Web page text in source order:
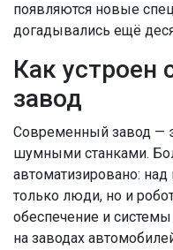
появляются новые
догадывались ещё
Как устроен
завод
Современный завод —
шумными станками.
автоматизировано:
только люди, но и
обеспечение и
на заводах